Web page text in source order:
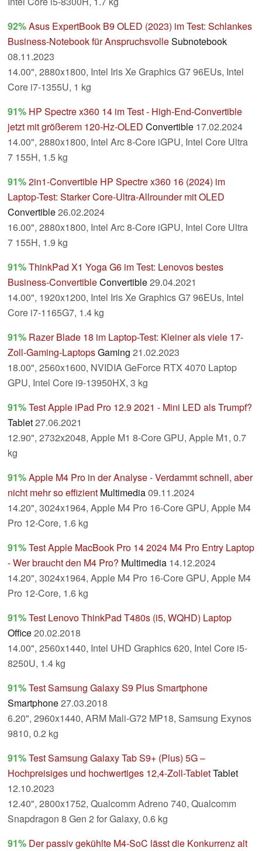
92%Asus ExpertBook B9 OLED (2023) im Test: Schlankes
Business-Notebook für AnspruchsvolleSubnotebook
08.11.2023
14.00", 2880x1800, Intel Iris Xe Graphics G7 96EUs, Intel
Core i7-1355U, 1 kg
91% HP Spectre x360 14 im Test - High-End-Convertible
jetzt mit größerem 120-Hz-OLED Convertible 17.02.2024
14.00", 2880x1800, Intel Arc 8-Core iGPU, Intel Core Ultra
7 155H, 1.5 kg
91%2in1-Convertible HP Spectre x360 16 (2024) im
Laptop-Test: Starker Core-Ultra-Allrounder mit OLED
Convertible26.02.2024
16.00", 2880x1800, Intel Arc 8-Core iGPU, Intel Core Ultra
7 155H, 1.9 kg
91%ThinkPad X1 Yoga G6 im Test: Lenovos bestes
Business-ConvertibleConvertible29.04.2021
14.00", 1920x1200, Intel Iris Xe Graphics G7 96EUs, Intel
Core i7-1165G7, 1.4 kg
91% Razer Blade 18 im Laptop-Test: Kleiner als viele 17-
Zoll-Gaming-LaptopsGaming 21.02.2023
18.00", 2560x1600, NVIDIA GeForce RTX 4070 Laptop
GPU, Intel Core i9-13950HX, 3 kg
91%Test Apple iPad Pro 12.9 2021 - Mini LED als Trumpf?
Tablet27.06.2021
12.90", 2732x2048, Apple M1 8-Core GPU, Apple M1, 0.7
kg
91%Apple M4 Pro in der Analyse - Verdammt schnell, aber
nicht mehr so effizient Multimedia09.11.2024
14.20", 3024x1964, Apple M4 Pro 16-Core GPU, Apple M4
Pro 12-Core, 1.6 kg
91%Test Apple MacBook Pro 14 2024 M4 Pro Entry Laptop
- Wer braucht den M4 Pro? Multimedia 14.12.2024
14.20", 3024x1964, Apple M4 Pro 16-Core GPU, Apple M4
Pro 12-Core, 1.6 kg
91%Test Lenovo ThinkPad T480s (i5, WQHD) Laptop
Office20.02.2018
14.00", 2560x1440, Intel UHD Graphics 620, Intel Core i5-
8250U, 1.4 kg
91%Test Samsung Galaxy S9 Plus Smartphone
Smartphone27.03.2018
6.20", 2960x1440, ARM Mali-G72 MP18, Samsung Exynos
9810, 0.2 kg
91%Test Samsung Galaxy Tab S9+ (Plus) 5G –
Hochpreisiges und hochwertiges 12,4-Zoll-TabletTablet
12.10.2023
12.40", 2800x1752, Qualcomm Adreno 740, Qualcomm
Snapdragon 8 Gen 2 for Galaxy, 0.6 kg
91% Der passiv gekühlte M4-SoC lässt die Konkurrenz alt